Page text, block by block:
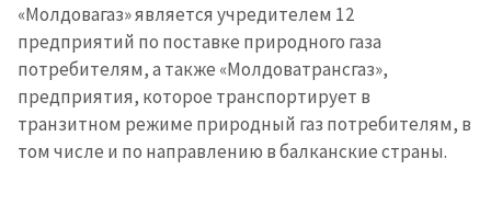
«Молдовагаз» является учредителем 12
предприятий по поставке природного газа
потребителям, а также «Молдоватрансгаз»,
предприятия, которое транспортирует в
транзитном режиме природный газ потребителям, в
том числе и по направлению в балканские страны.